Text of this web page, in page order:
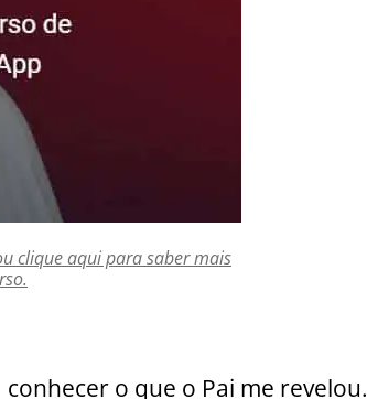
clique aqui para saber mais
o que o Pai me revelou.